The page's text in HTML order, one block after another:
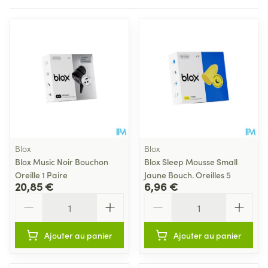
Blox
Blox Music Noir Bouchon
Oreille 1 Paire
20,85 €
Ajouter au panier
Blox
Blox Sleep Mousse Small
Jaune Bouch. Oreilles 5
6,96 €
Ajouter au panier